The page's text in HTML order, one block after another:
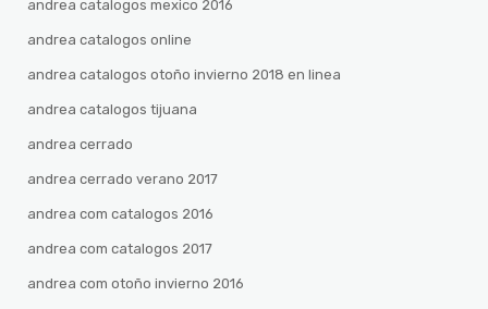
andrea catalogos mexico 2016
andrea catalogos online
andrea catalogos otoño invierno 2018 en linea
andrea catalogos tijuana
andrea cerrado
andrea cerrado verano 2017
andrea com catalogos 2016
andrea com catalogos 2017
andrea com otoño invierno 2016